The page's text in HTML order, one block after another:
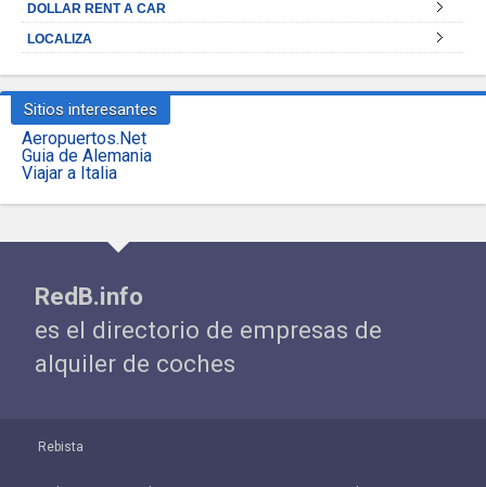
DOLLAR RENT A CAR
LOCALIZA
Sitios interesantes
Aeropuertos.Net
Guia de Alemania
Viajar a Italia
RedB.info
es el directorio de empresas de
alquiler de coches
Rebista